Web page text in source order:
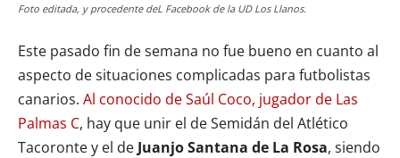
Foto editada, y procedente deL Facebook de la UD Los Llanos.
Este pasado fin de semana no fue bueno en cuanto al
aspecto de situaciones complicadas para futbolistas
canarios. Al conocido de Saúl Coco, jugador de Las
Palmas C, hay que unir el de Semidán del Atlético
Tacoronte y el de Juanjo Santana de La Rosa, siendo